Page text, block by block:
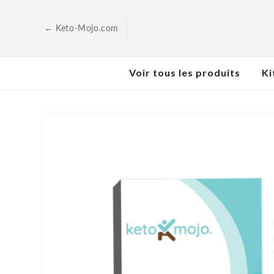
← Keto-Mojo.com
Voir tous les produits